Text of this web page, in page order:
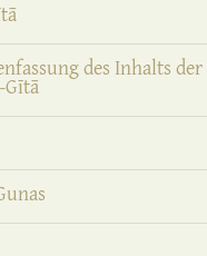
des Inhalts der
Gītā